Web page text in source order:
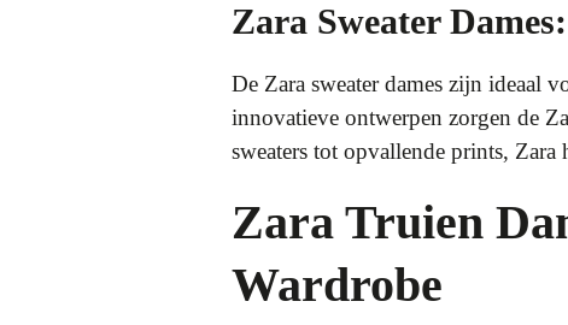
Zara Sweater
De Zara sweater dames zijn ideaal
innovatieve ontwerpen zorgen de
sweaters tot opvallende prints,
Zara Truien
Wardrobe